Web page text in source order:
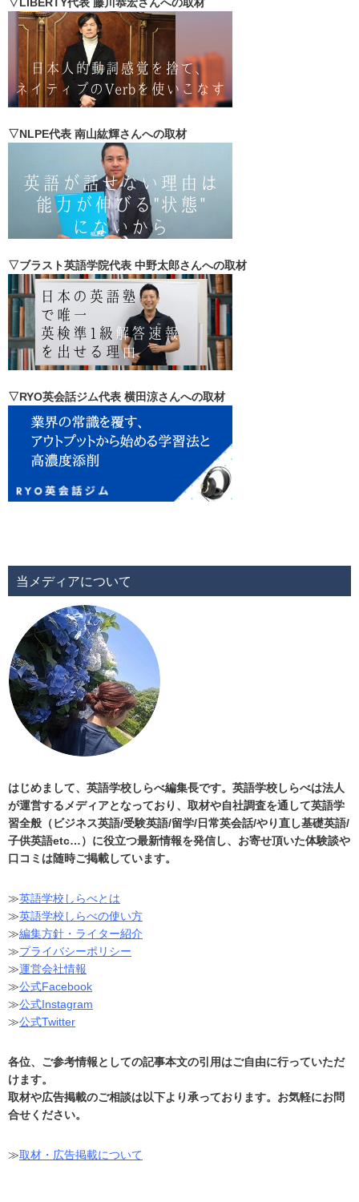
▽LIBERTY代表 藤川恭宏さんへの取材
▽NLPE代表 南山紘輝さんへの取材
▽ブラスト英語学院代表 中野太郎さんへの取材
▽RYO英会話ジム代表 横田涼さんへの取材
当メディアについて
はじめまして、英語学校しらべ編集長です。英語学校しらべは法人
が運営するメディアとなっており、取材や自社調査を通して英語学
習全般（ビジネス英語/受験英語/留学/日常英会話/やり直し基礎英語/
子供英語etc…）に役立つ最新情報を発信し、お寄せ頂いた体験談や
口コミは随時ご掲載しています。
≫英語学校しらべとは
≫英語学校しらべの使い方
≫編集方針・ライター紹介
≫プライバシーポリシー
≫運営会社情報
≫公式Facebook
≫公式Instagram
≫公式Twitter
各位、ご参考情報としての記事本文の引用はご自由に行っていただ
けます。
取材や広告掲載のご相談は以下より承っております。お気軽にお問
合せください。
≫取材・広告掲載について